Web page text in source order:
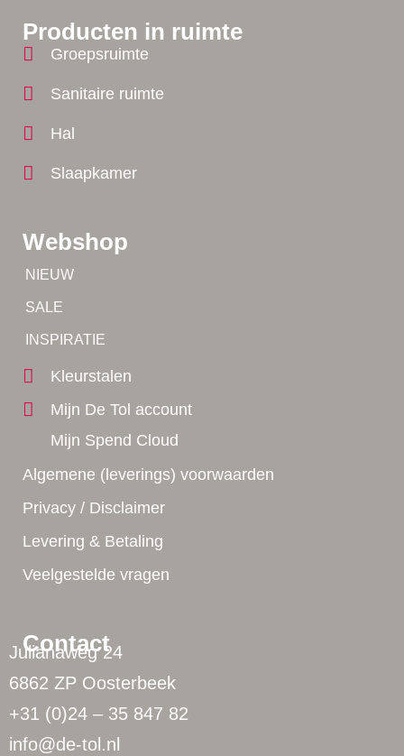
Contact
Julianaweg 24
6862 ZP Oosterbeek
+31 (0)24 – 35 847 82
info@de-tol.nl
Webshop
NIEUW
SALE
INSPIRATIE
Kleurstalen
Mijn De Tol account
Mijn Spend Cloud
Algemene (leverings) voorwaarden
Privacy / Disclaimer
Levering & Betaling
Veelgestelde vragen
Producten in ruimte
Groepsruimte
Sanitaire ruimte
Hal
Slaapkamer